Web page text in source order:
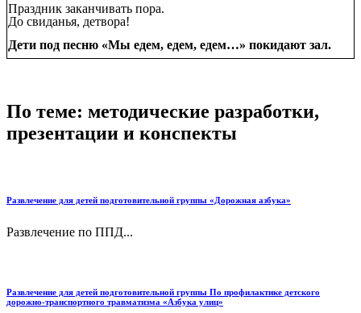
Праздник заканчивать пора.
До свиданья, детвора!
Дети под песню «Мы едем, едем, едем…» покидают зал.
По теме: методические разработки,
презентации и конспекты
Развлечение для детей подготовительной группы «Дорожная азбука»
Развлечение по ППД...
Развлечение для детей подготовительной группы По профилактике детского
дорожно-транспортного травматизма «Азбука улиц»